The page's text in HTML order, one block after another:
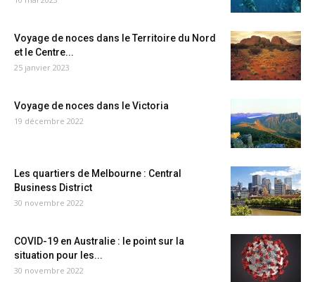
Voyage de noces dans le Territoire du Nord
et le Centre...
25 janvier 2023
Voyage de noces dans le Victoria
19 décembre 2022
Les quartiers de Melbourne : Central
Business District
30 novembre 2022
COVID-19 en Australie : le point sur la
situation pour les...
30 novembre 2022